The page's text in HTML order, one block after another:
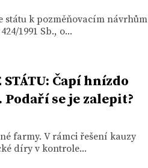
k pozměňovacím návrhům
1991 Sb., o...
STÁTU: Čapí hnízdo
se je zalepit?
farmy. V rámci řešení kauzy
díry v kontrole...